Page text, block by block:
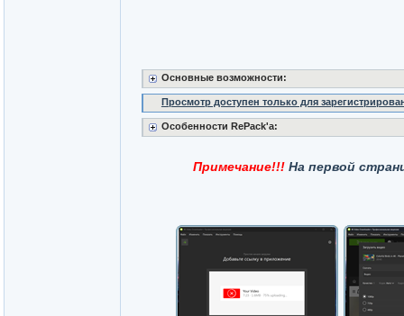
Основные возможности:
Просмотр доступен только для
Особенности RePack'a:
Примечание!!! На первой